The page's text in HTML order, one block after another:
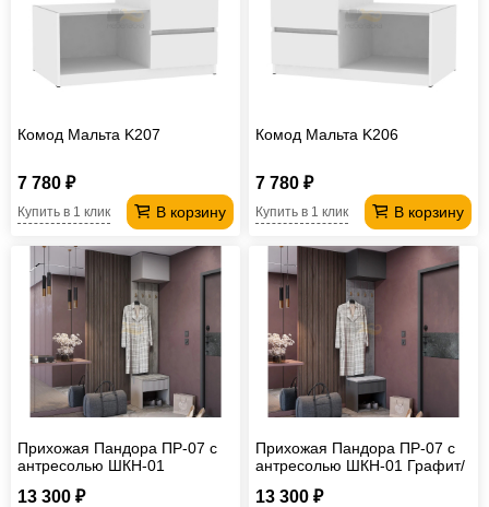
Комод Мальта K207
7 780 ₽
В корзину
Купить в 1 клик
Комод Мальта K206
7 780 ₽
В корзину
Купить в 1 клик
Прихожая Пандора ПР-07 с
антресолью ШКН-01
13 300 ₽
Прихожая Пандора ПР-07 с
антресолью ШКН-01 Графит/
13 300 ₽